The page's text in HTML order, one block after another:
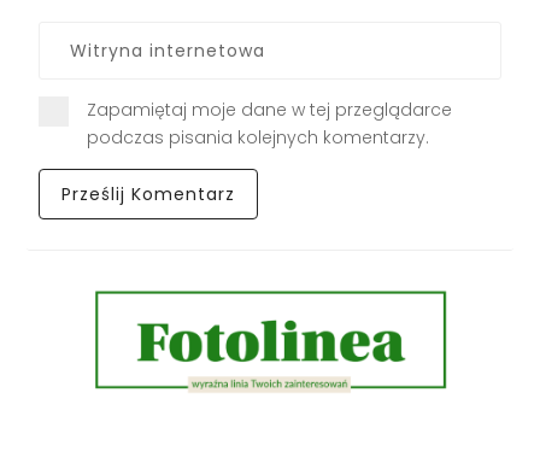
Zapamiętaj moje dane w tej przeglądarce
podczas pisania kolejnych komentarzy.